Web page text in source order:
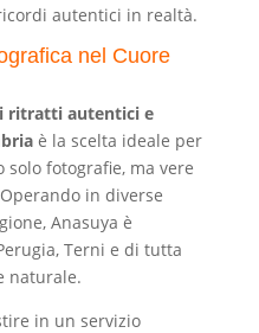
autentici in realtà.
nel Cuore
ritratti autentici e
è la scelta ideale per
fotografie, ma vere
in diverse
Anasuya è
Terni e di tutta
naturale.
in un servizio